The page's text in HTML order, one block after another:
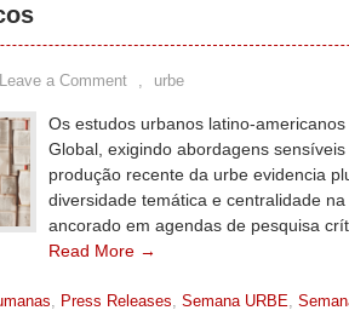
Leave a Comment , urbe
Os estudos urbanos latino-
Global, exigindo abordagens
produção recente da urbe evidencia
diversidade temática e centralidade
ancorado em agendas de pesquisa
Read More →
, Press Releases, Semana URBE,